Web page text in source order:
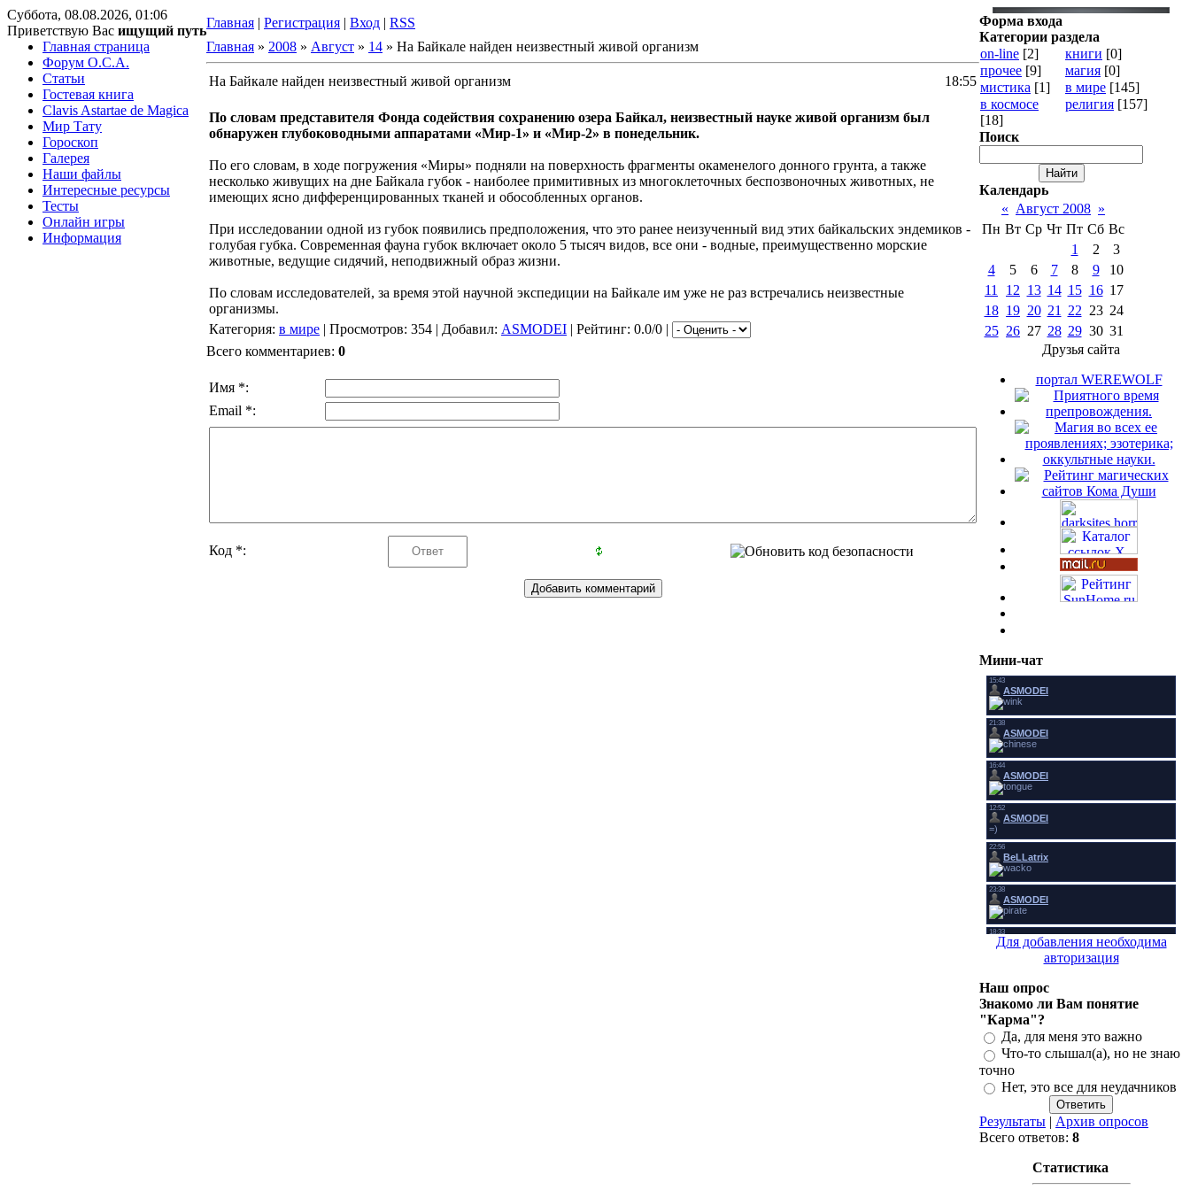
Суббота, 08.08.2026, 01:06
Приветствую Вас ищущий путь
Главная | Регистрация | Вход | RSS
Главная страница
Форум O.C.A.
Статьи
Гостевая книга
Clavis Astartae de Magica
Мир Тату
Гороскоп
Галерея
Наши файлы
Интересные ресурсы
Тесты
Онлайн игры
Информация
Главная » 2008 » Август » 14 » На Байкале найден неизвестный живой организм
На Байкале найден неизвестный живой организм 18:55
По словам представителя Фонда содействия сохранению озера Байкал, неизвестный науке живой организм был
обнаружен глубоководными аппаратами «Мир-1» и «Мир-2» в понедельник.
По его словам, в ходе погружения «Миры» подняли на поверхность фрагменты окаменелого донного грунта, а также
несколько живущих на дне Байкала губок - наиболее примитивных из многоклеточных беспозвоночных животных, не
имеющих ясно дифференцированных тканей и обособленных органов.
При исследовании одной из губок появились предположения, что это ранее неизученный вид этих байкальских эндемиков -
голубая губка. Современная фауна губок включает около 5 тысяч видов, все они - водные, преимущественно морские
животные, ведущие сидячий, неподвижный образ жизни.
По словам исследователей, за время этой научной экспедиции на Байкале им уже не раз встречались неизвестные
организмы.
Категория: в мире | Просмотров: 354 | Добавил: ASMODEI | Рейтинг: 0.0/0 |
Всего комментариев: 0
Имя *:
Email *:
Код *:
Форма входа
Категории раздела
on-line [2] книги [0]
прочее [9] магия [0]
мистика [1] в мире [145]
в космосе
[18]
религия [157]
Поиск
Календарь
« Август 2008 »
Пн Вт Ср Чт Пт Сб Вс
1
2
3
4
5 6 7 8 9
10
11
12 13 14 15 16 17
18 19 20 21 22 23 24
25 26 27 28 29 30 31
Друзья сайта
портал WEREWOLF
Мини-чат
Для добавления необходима
авторизация
Наш опрос
Знакомо ли Вам понятие
"Карма"?
Да, для меня это важно
Что-то слышал(а), но не знаю
точно
Нет, это все для неудачников
Результаты | Архив опросов
Всего ответов: 8
Статистика